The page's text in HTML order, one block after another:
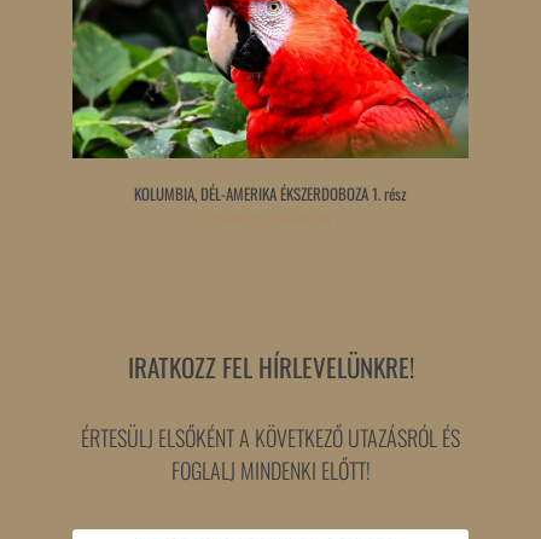
KOLUMBIA, DÉL-AMERIKA ÉKSZERDOBOZA 1. rész
IRATKOZZ FEL HÍRLEVELÜNKRE!
ÉRTESÜLJ ELSŐKÉNT A KÖVETKEZŐ UTAZÁSRÓL ÉS
FOGLALJ MINDENKI ELŐTT!